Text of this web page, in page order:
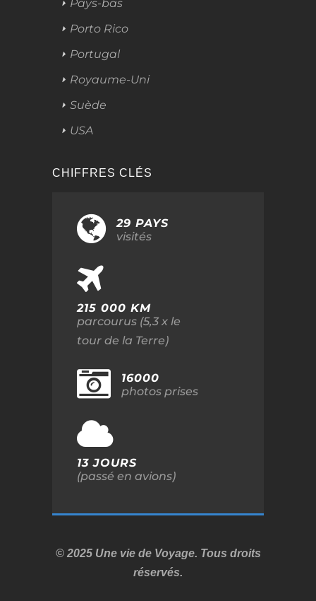
Pays-bas
Porto Rico
Portugal
Royaume-Uni
Suède
USA
CHIFFRES CLÉS
29 PAYS
visités
215 000 KM
parcourus (5,3 x le
tour de la Terre)
16000
photos prises
13 JOURS
(passé en avions)
© 2025 Une vie de Voyage. Tous droits
réservés.